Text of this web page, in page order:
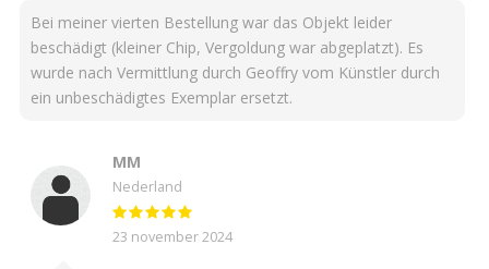
Bei meiner vierten Bestellung war das Objekt leider
beschädigt (kleiner Chip, Vergoldung war abgeplatzt). Es
wurde nach Vermittlung durch Geoffry vom Künstler durch
ein unbeschädigtes Exemplar ersetzt.
MM
Nederland
23 november 2024